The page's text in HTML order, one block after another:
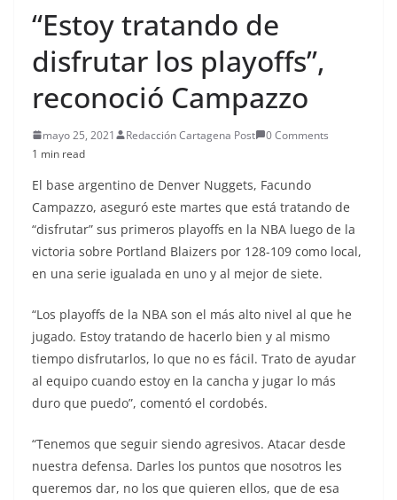
“Estoy tratando de
disfrutar los playoffs”,
reconoció Campazzo
mayo 25, 2021 Redacción Cartagena Post
0 Comments
1 min read
El base argentino de Denver Nuggets, Facundo
Campazzo, aseguró este martes que está tratando de
“disfrutar” sus primeros playoffs en la NBA luego de la
victoria sobre Portland Blaizers por 128-109 como local,
en una serie igualada en uno y al mejor de siete.
“Los playoffs de la NBA son el más alto nivel al que he
jugado. Estoy tratando de hacerlo bien y al mismo
tiempo disfrutarlos, lo que no es fácil. Trato de ayudar
al equipo cuando estoy en la cancha y jugar lo más
duro que puedo”, comentó el cordobés.
“Tenemos que seguir siendo agresivos. Atacar desde
nuestra defensa. Darles los puntos que nosotros les
queremos dar, no los que quieren ellos, que de esa